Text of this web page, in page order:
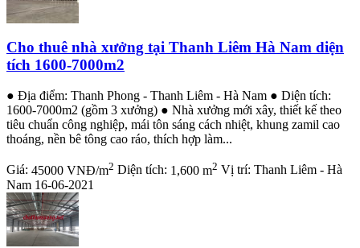
Cho thuê nhà xưởng tại Thanh Liêm Hà Nam diện
tích 1600-7000m2
● Địa điểm: Thanh Phong - Thanh Liêm - Hà Nam ● Diện tích:
1600-7000m2 (gồm 3 xưởng) ● Nhà xưởng mới xây, thiết kế theo
tiêu chuẩn công nghiệp, mái tôn sáng cách nhiệt, khung zamil cao
thoáng, nền bê tông cao ráo, thích hợp làm...
Giá: 45000 VNĐ/m2 Diện tích: 1,600 m2 Vị trí: Thanh Liêm - Hà
Nam 16-06-2021